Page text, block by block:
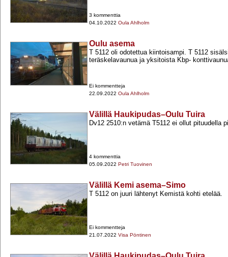
3 kommenttia
04.10.2022 Oula Ahlholm
Oulu asema
T 5112 oli odotettua kiintoisampi. T 5112
teräskelavaunua ja yksitoista Kbp-​
Ei kommentteja
22.09.2022 Oula Ahlholm
Välillä Haukipudas–Oulu Tuira
Dv12 2510:n vetämä T5112 ei ollut pituudella
4 kommenttia
05.09.2022 Petri Tuovinen
Välillä Kemi asema–Simo
T 5112 on juuri lähtenyt Kemistä kohti etelää.
Ei kommentteja
21.07.2022 Visa Pöntinen